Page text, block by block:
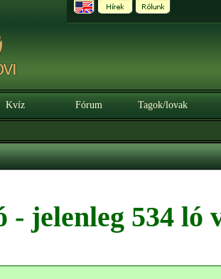
Kvíz Fórum Tagok/lovak
- jelenleg 534 ló